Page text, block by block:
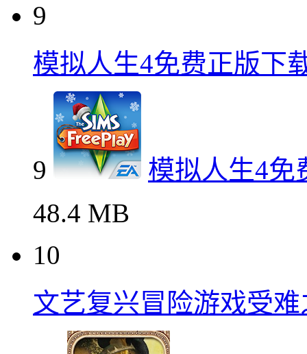
9
模拟人生4免费正版下
9
模拟人生4免
48.4 MB
10
文艺复兴冒险游戏受